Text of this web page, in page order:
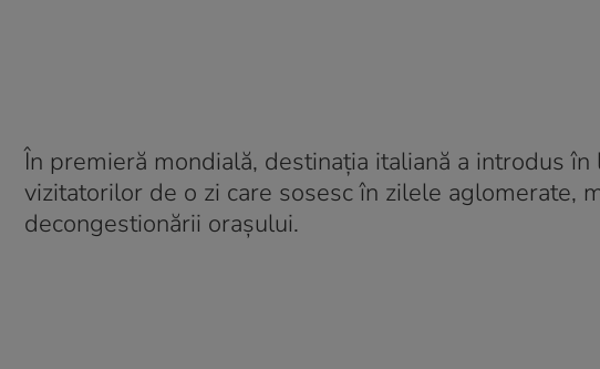
În premieră mondială, destinaţia italiană a introdus
vizitatorilor de o zi care sosesc în zilele aglomerate,
decongestionării oraşului.